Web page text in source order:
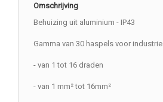
Omschrijving
Behuizing uit aluminium - IP43
Gamma van 30 haspels voor industrie
- van 1 tot 16 draden
- van 1 mm² tot 16mm²